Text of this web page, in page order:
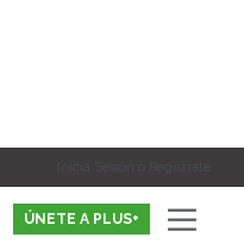
Inicia Sesión o Registrate
ÚNETE A PLUS+